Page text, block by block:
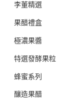
李董精選
果醋禮盒
極濃果醬
特選發酵果粒
蜂蜜系列
釀造果醋